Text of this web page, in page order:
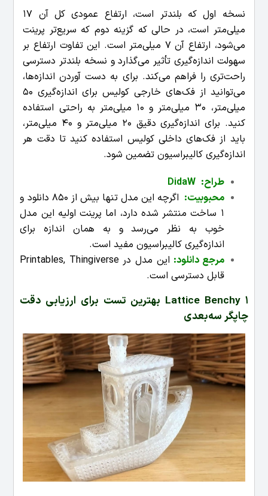
نسخه اول که بلندتر است، ارتفاع عمودی کل آن 17
میلی‌متر است، در حالی که گزینه دوم که سریع‌تر پرینت
می‌شود، ارتفاع آن 7 میلی‌متر است. این تفاوت ارتفاع بر
سهولت اندازه‌گیری تأثیر می‌گذارد و نسخه بلندتر دسترسی
راحت‌تری را فراهم می‌کند. برای به دست آوردن اندازه‌ها،
می‌توانید از فک‌های خارجی کولیس برای اندازه‌گیری 50
میلی‌متر، 30 میلی‌متر و 10 میلی‌متر به راحتی استفاده
کنید. برای اندازه‌گیری دقیق 20 میلی‌متر و 40 میلی‌متر،
باید از فک‌های داخلی کولیس استفاده کنید تا دقت هر
اندازه‌گیری کالیبراسیون تضمین شود.
طراح: DidaW
محبوبیت:
اگرچه این مدل تنها بیش از 850 دانلود و
1 ساخت منتشر شده دارد، اما پرینت اولیه این مدل
خوب به نظر می‌رسد و به همان اندازه برای
اندازه‌گیری کالیبراسیون مفید است.
مرجع دانلود:
این مدل در Printables, Thingiverse
قابل دسترسی است.
Lattice Benchy 1 بهترین تست برای ارزیابی دقت
چاپگر سه‌بعدی